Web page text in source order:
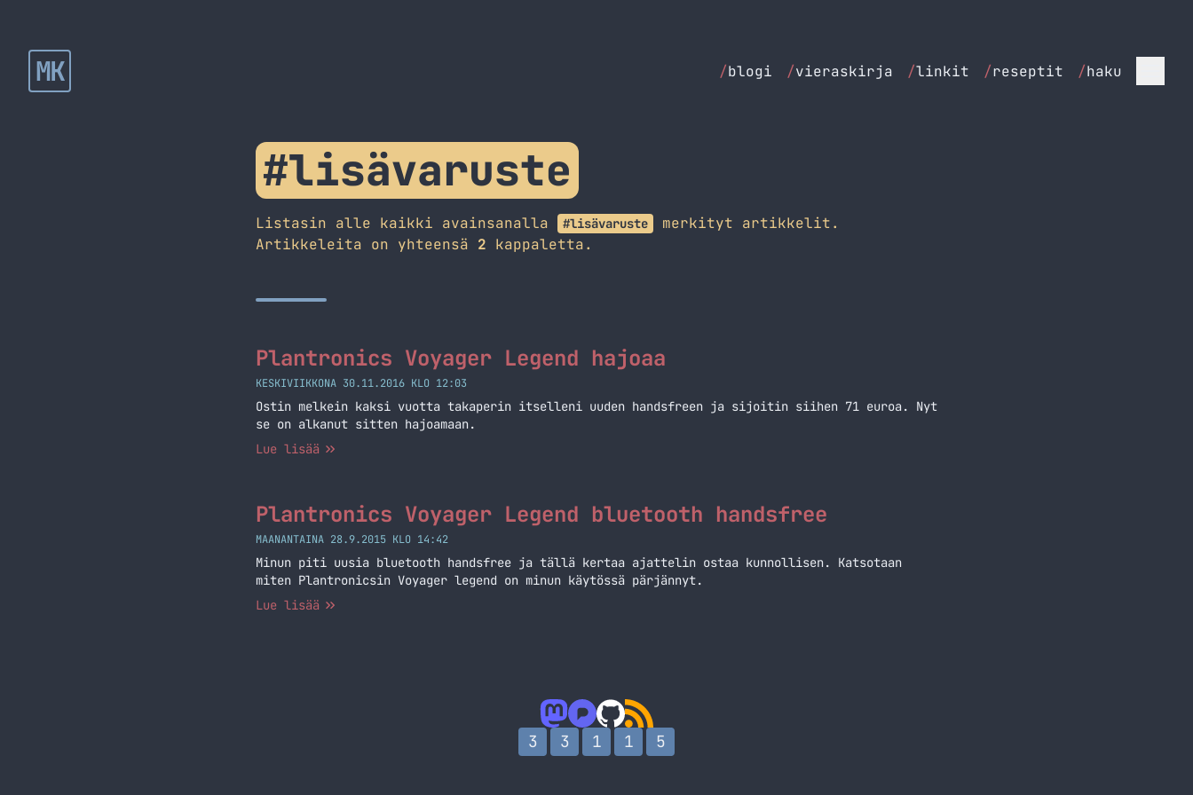
MK /blogi /vieraskirja /linkit /reseptit /haku
#lisävaruste
Listasin alle kaikki avainsanalla #lisävaruste
merkityt artikkelit.
Artikkeleita on yhteensä 2 kappaletta.
Plantronics Voyager Legend hajoaa
KESKIVIIKKONA 30.11.2016 KLO 12:03
Ostin melkein kaksi vuotta takaperin itselleni uuden handsfreen ja sijoitin siihen 71 euroa. Nyt
se on alkanut sitten hajoamaan.
Lue lisää
Plantronics Voyager Legend bluetooth handsfree
MAANANTAINA 28.9.2015 KLO 14:42
Minun piti uusia bluetooth handsfree ja tällä kertaa ajattelin ostaa kunnollisen. Katsotaan
miten Plantronicsin Voyager legend on minun käytössä pärjännyt.
Lue lisää
3 3 1 1 5